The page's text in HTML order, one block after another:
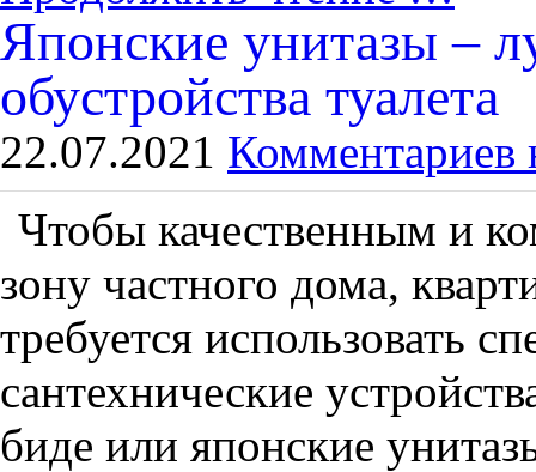
Японские унитазы –
обустройства туалета
22.07.2021 Комментариев
Чтобы качественным и
зону частного дома,
требуется использовать
сантехнические
биде или японские